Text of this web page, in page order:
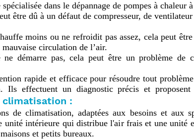
dans le dépannage de pompes à chaleur
être dû à un défaut de compresseur, de
moins ou ne refroidit pas assez, cela peut
circulation de l’air.
ne démarre pas, cela peut être un problème de
rapide et efficace pour résoudre tout
effectuent un diagnostic précis et proposent
La satisfaction du client est au cœur de nos
:
de climatisation, adaptées aux besoins et aux
intérieure qui distribue l'air frais et une unité
et petits bureaux.